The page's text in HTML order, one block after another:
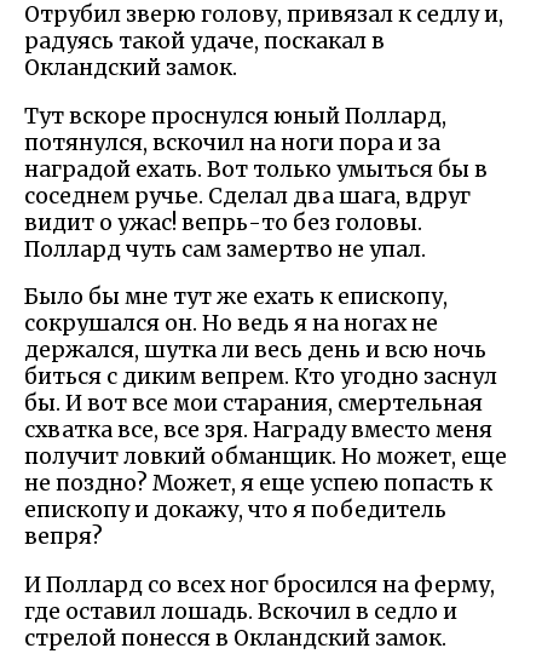
Отрубил зверю голову, привязал к седлу и,
радуясь такой удаче, поскакал в
Окландский замок.
Тут вскоре проснулся юный Поллард,
потянулся, вскочил на ноги пора и за
наградой ехать. Вот только умыться бы в
соседнем ручье. Сделал два шага, вдруг
видит о ужас! вепрь-то без головы.
Поллард чуть сам замертво не упал.
Было бы мне тут же ехать к епископу,
сокрушался он. Но ведь я на ногах не
держался, шутка ли весь день и всю ночь
биться с диким вепрем. Кто угодно заснул
бы. И вот все мои старания, смертельная
схватка все, все зря. Награду вместо меня
получит ловкий обманщик. Но может, еще
не поздно? Может, я еще успею попасть к
епископу и докажу, что я победитель
вепря?
И Поллард со всех ног бросился на ферму,
где оставил лошадь. Вскочил в седло и
стрелой понесся в Окландский замок.